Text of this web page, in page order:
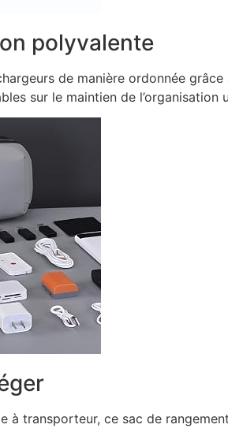
polyvalente
de manière ordonnée
sur le maintien de l’organisation
à transporteur, ce sac de